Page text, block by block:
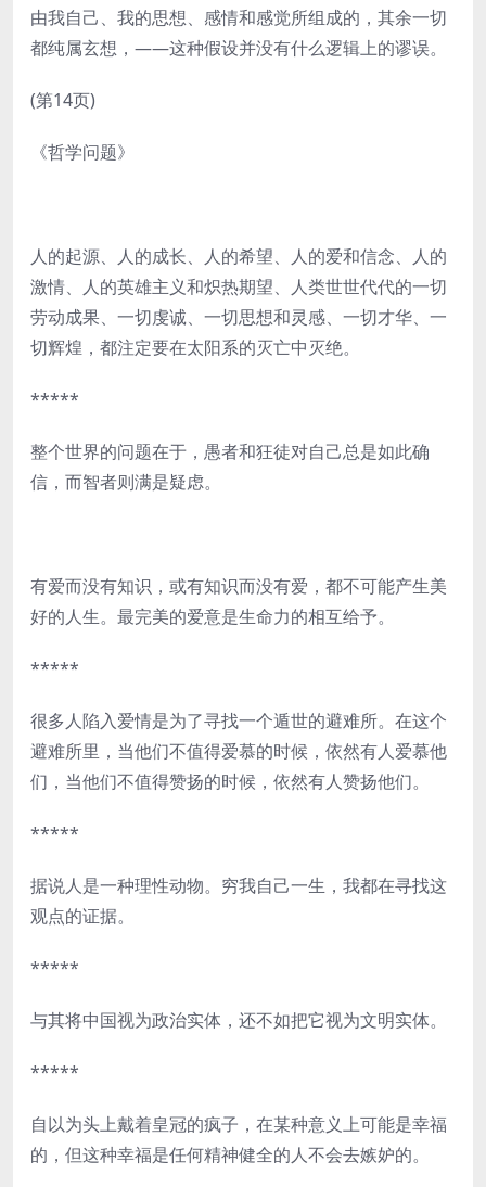
由我自己、我的思想、感情和感觉所组成的，其余一切
都纯属玄想，——这种假设并没有什么逻辑上的谬误。
(第14页)
《哲学问题》
人的起源、人的成长、人的希望、人的爱和信念、人的
激情、人的英雄主义和炽热期望、人类世世代代的一切
劳动成果、一切虔诚、一切思想和灵感、一切才华、一
切辉煌，都注定要在太阳系的灭亡中灭绝。
*****
整个世界的问题在于，愚者和狂徒对自己总是如此确
信，而智者则满是疑虑。
有爱而没有知识，或有知识而没有爱，都不可能产生美
好的人生。最完美的爱意是生命力的相互给予。
*****
很多人陷入爱情是为了寻找一个遁世的避难所。在这个
避难所里，当他们不值得爱慕的时候，依然有人爱慕他
们，当他们不值得赞扬的时候，依然有人赞扬他们。
*****
据说人是一种理性动物。穷我自己一生，我都在寻找这
观点的证据。
*****
与其将中国视为政治实体，还不如把它视为文明实体。
*****
自以为头上戴着皇冠的疯子，在某种意义上可能是幸福
的，但这种幸福是任何精神健全的人不会去嫉妒的。